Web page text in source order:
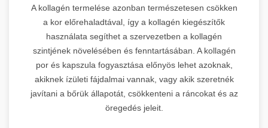
A kollagén termelése azonban természetesen csökken
a kor előrehaladtával, így a kollagén kiegészítők
használata segíthet a szervezetben a kollagén
szintjének növelésében és fenntartásában. A kollagén
por és kapszula fogyasztása előnyös lehet azoknak,
akiknek ízületi fájdalmai vannak, vagy akik szeretnék
javítani a bőrük állapotát, csökkenteni a ráncokat és az
öregedés jeleit.